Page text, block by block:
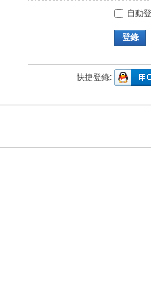
自動
登錄
快捷登錄: